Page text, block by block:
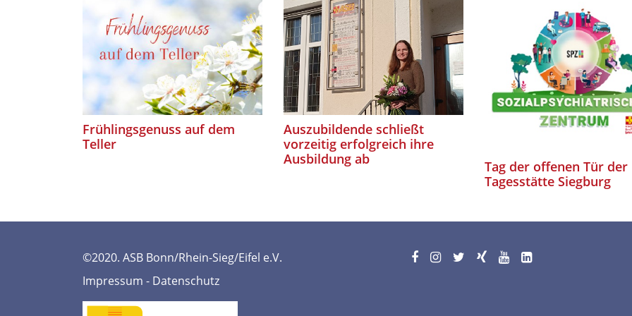
Frühlingsgenuss auf dem
Teller
Auszubildende schließt
vorzeitig erfolgreich ihre
Ausbildung ab
Tag der offenen Tür der
Tagesstätte Siegburg
©2020. ASB Bonn/Rhein-Sieg/Eifel e.V.
Impressum - Datenschutz